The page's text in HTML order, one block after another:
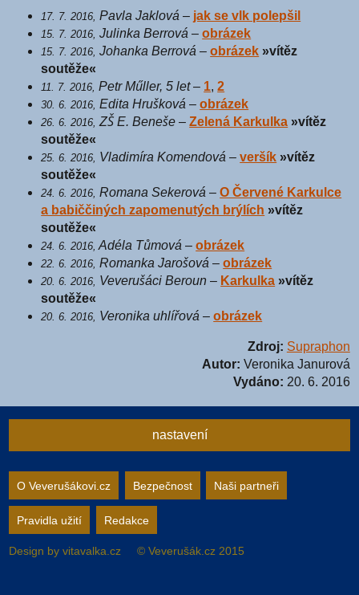
17. 7. 2016, Pavla Jaklová – jak se vlk polepšil
15. 7. 2016, Julinka Berrová –obrázek
15. 7. 2016, Johanka Berrová –obrázek »vítěz
soutěže«
11. 7. 2016, Petr Műller, 5 let– 1,2
30. 6. 2016, Edita Hrušková –obrázek
26. 6. 2016, ZŠ E. Beneše –Zelená Karkulka »vítěz
soutěže«
25. 6. 2016, Vladimíra Komendová –veršík »vítěz
soutěže«
24. 6. 2016, Romana Sekerová –O Červené Karkulce
a babiččiných zapomenutých brýlích »vítěz
soutěže«
24. 6. 2016, Adéla Tůmová –obrázek
22. 6. 2016, Romanka Jarošová –obrázek
20. 6. 2016, Veverušáci Beroun – Karkulka »vítěz
soutěže«
20. 6. 2016, Veronika uhlířová –obrázek
Zdroj: Supraphon
Autor: Veronika Janurová
Vydáno: 20. 6. 2016
nastavení
Nastavení webu
Animované
O Veverušákovi.cz Bezpečnost Naši partneři
Pravidla užití Redakce
Design byvitavalka.cz © Veverušák.cz 2015